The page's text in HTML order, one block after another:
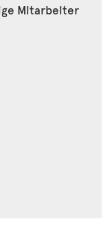
Mitarbeiter